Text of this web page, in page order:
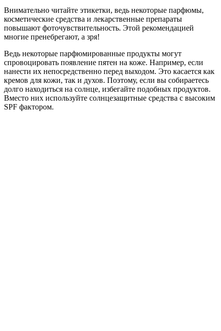
Внимательно читайте этикетки, ведь некоторые парфюмы,
косметические средства и лекарственные препараты
повышают фоточувствительность. Этой рекомендацией
многие пренебрегают, а зря!
Ведь некоторые парфюмированные продукты могут
спровоцировать появление пятен на коже. Например, если
нанести их непосредственно перед выходом. Это касается как
кремов для кожи, так и духов. Поэтому, если вы собираетесь
долго находиться на солнце, избегайте подобных продуктов.
Вместо них используйте солнцезащитные средства с высоким
SPF фактором.